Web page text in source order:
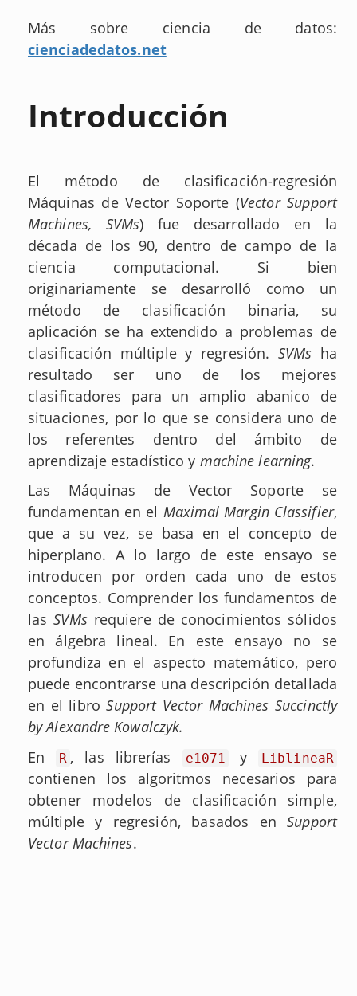
Más sobre ciencia de datos:
cienciadedatos.net
Introducción
El método de clasificación-regresión
Máquinas de Vector Soporte (Vector Support
Machines, SVMs) fue desarrollado en la
década de los 90, dentro de campo de la
ciencia computacional. Si bien
originariamente se desarrolló como un
método de clasificación binaria, su
aplicación se ha extendido a problemas de
clasificación múltiple y regresión. SVMs ha
resultado ser uno de los mejores
clasificadores para un amplio abanico de
situaciones, por lo que se considera uno de
los referentes dentro del ámbito de
aprendizaje estadístico y machine learning.
Las Máquinas de Vector Soporte se
fundamentan en el Maximal Margin Classifier,
que a su vez, se basa en el concepto de
hiperplano. A lo largo de este ensayo se
introducen por orden cada uno de estos
conceptos. Comprender los fundamentos de
lasSVMsrequiere de conocimientos sólidos
en álgebra lineal. En este ensayo no se
profundiza en el aspecto matemático, pero
puede encontrarse una descripción detallada
en el libroSupport Vector Machines Succinctly
by Alexandre Kowalczyk.
En
R , las librerías e1071 y LiblineaR
contienen los algoritmos necesarios para
obtener modelos de clasificación simple,
múltiple y regresión, basados enSupport
Vector Machines.